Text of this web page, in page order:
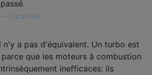
passé.
DucatiKiller
n'y a pas d'équivalent. Un turbo est
que les moteurs à combustion
inefficaces: ils